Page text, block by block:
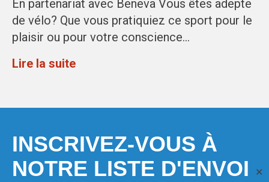
✕
En partenariat avec Beneva Vous êtes adepte
de vélo? Que vous pratiquiez ce sport pour le
plaisir ou pour votre conscience…
Lire la suite
INSCRIVEZ-VOUS À
NOTRE LISTE D'ENVOI